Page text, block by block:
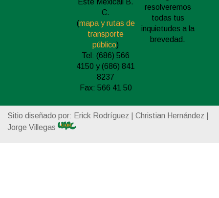
Este Mexicali B.
C.
(mapa y rutas de
transporte
público)
Tel: (686) 566
4150 y (686) 841
8237
Fax: 566 41 50
resolveremos
todas tus
inquietudes a la
brevedad.
Sitio diseñado por: Erick Rodríguez | Christian Hernández |
Jorge Villegas